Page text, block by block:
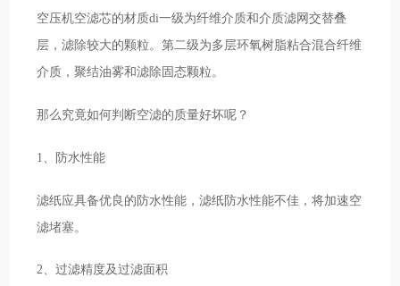
空压机空滤芯的材质di一级为纤维介质和介质滤网交替叠
层，滤除较大的颗粒。第二级为多层环氧树脂粘合混合纤维
介质，聚结油雾和滤除固态颗粒。
那么究竟如何判断空滤的质量好坏呢？
1、防水性能
滤纸应具备优良的防水性能，滤纸防水性能不佳，将加速空
滤堵塞。
2、过滤精度及过滤面积